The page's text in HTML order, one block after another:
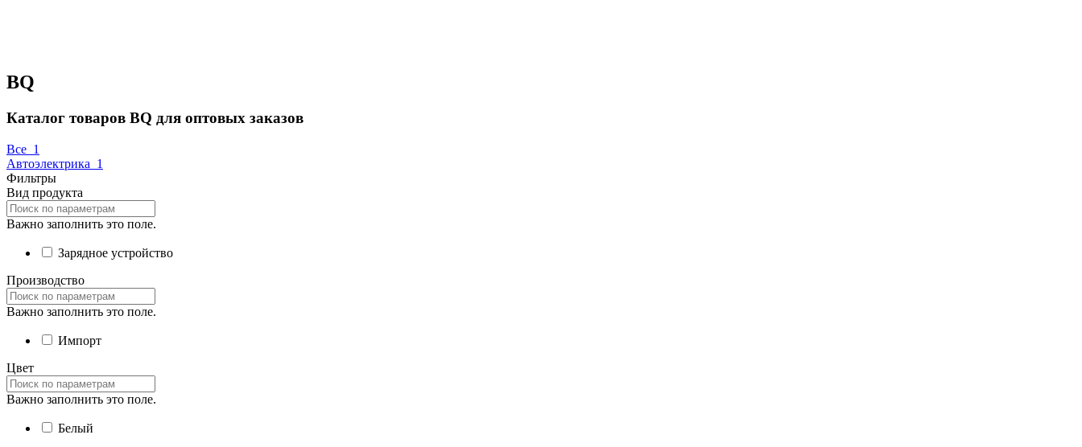
BQ
Каталог товаров BQ для оптовых заказов
Все 1
Автоэлектрика 1
Фильтры
Вид продукта
Важно заполнить это поле.
Зарядное устройство
Производство
Важно заполнить это поле.
Импорт
Цвет
Важно заполнить это поле.
Белый